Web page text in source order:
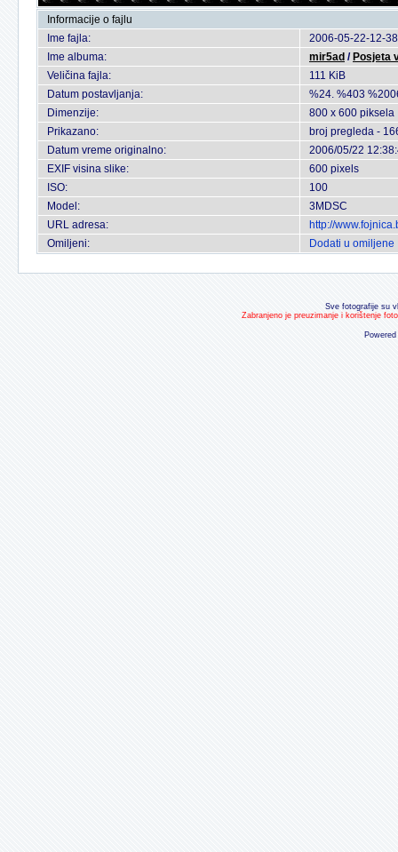
Informacije o fajlu
Ime fajla:
2006-05-22-12-
Ime albuma:
mir5ad / Posjeta
Veličina fajla:
111 KiB
Datum postavljanja:
%24. %403
Dimenzije:
800 x 600 piksela
Prikazano:
broj pregleda -
Datum vreme originalno:
2006/05/22
EXIF visina slike:
600 pixels
ISO:
100
Model:
3MDSC
URL adresa:
http://
Omiljeni:
Dodati u omiljene
Sve fotografije su
Zabranjeno je preuzimanje i korištenje